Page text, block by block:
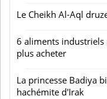
Le Cheikh Al-Aql
6 aliments industriels
plus acheter
La princesse Badiya
hachémite d'Irak